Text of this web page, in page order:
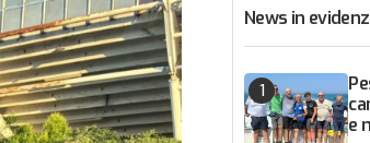
News in
e